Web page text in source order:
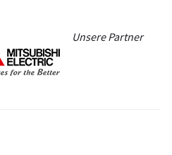
Unsere Partner